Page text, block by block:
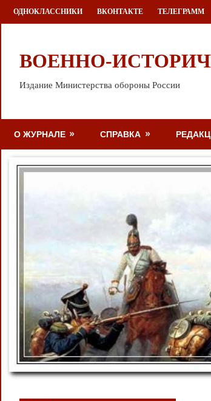
Перейти
к
ОДНОКЛАССНИКИ ВКОНТАКТЕ ТЕЛЕГРАММ
ВОЕННО-
Издание Министерства обороны России
О ЖУРНАЛЕ СПРАВКА